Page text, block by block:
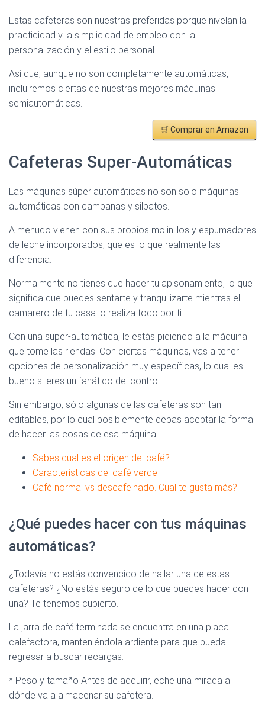
Estas cafeteras son nuestras preferidas porque nivelan la
practicidad y la simplicidad de empleo con la
personalización y el estilo personal.
Así que, aunque no son completamente automáticas,
incluiremos ciertas de nuestras mejores máquinas
semiautomáticas.
🛒 Comprar en Amazon
Cafeteras Super-Automáticas
Las máquinas súper automáticas no son solo máquinas
automáticas con campanas y silbatos.
A menudo vienen con sus propios molinillos y espumadores
de leche incorporados, que es lo que realmente las
diferencia.
Normalmente no tienes que hacer tu apisonamiento, lo que
significa que puedes sentarte y tranquilizarte mientras el
camarero de tu casa lo realiza todo por ti.
Con una super-automática, le estás pidiendo a la máquina
que tome las riendas. Con ciertas máquinas, vas a tener
opciones de personalización muy específicas, lo cual es
bueno si eres un fanático del control.
Sin embargo, sólo algunas de las cafeteras son tan
editables, por lo cual posiblemente debas aceptar la forma
de hacer las cosas de esa máquina.
Sabes cual es el origen del café?
Características del café verde
Café normal vs descafeinado. Cual te gusta más?
¿Qué puedes hacer con tus máquinas
automáticas?
¿Todavía no estás convencido de hallar una de estas
cafeteras? ¿No estás seguro de lo que puedes hacer con
una? Te tenemos cubierto.
La jarra de café terminada se encuentra en una placa
calefactora, manteniéndola ardiente para que pueda
regresar a buscar recargas.
* Peso y tamaño Antes de adquirir, eche una mirada a
dónde va a almacenar su cafetera.